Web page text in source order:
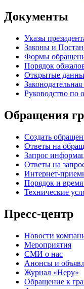
Документы
Указы
Законы и
Формы
Порядок
Открытые
Законодательная
Руководство по
Обращения
Создать
Ответы на
Запрос
Ответы на
Интернет-
Порядок и
Технические
Пресс-центр
Новости
Мероприятия
СМИ о нас
Анонсы и
Журнал «Неру»
Обращение к